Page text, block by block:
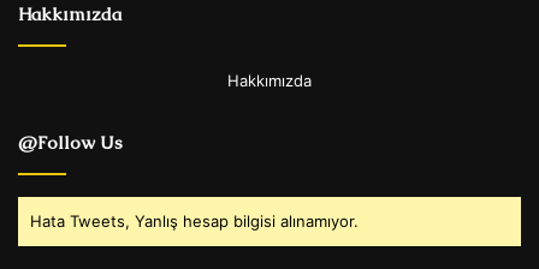
Hakkımızda
Hakkımızda
@Follow Us
Hata Tweets, Yanlış hesap bilgisi alınamıyor.